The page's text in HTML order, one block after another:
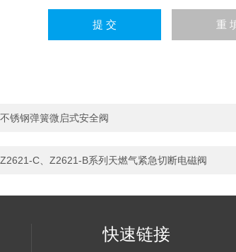
不锈钢弹簧微启式安全阀
Z2621-C、Z2621-B系列天燃气紧急切断电磁阀
快速链接